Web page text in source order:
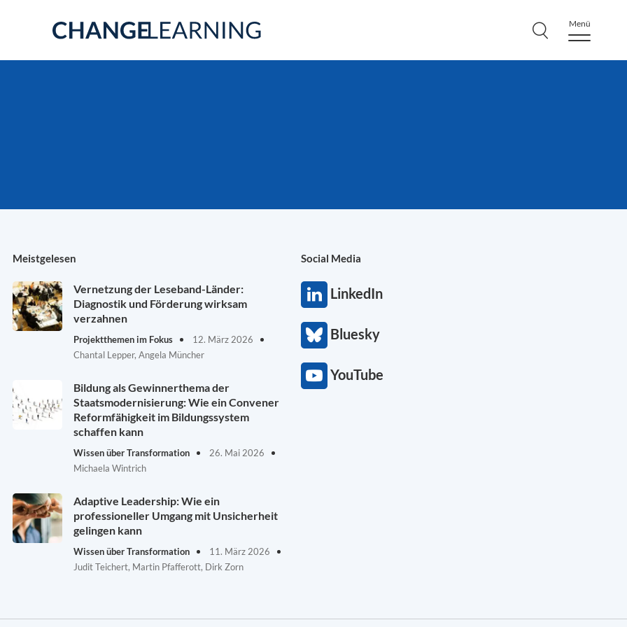
Menü
Meistgelesen
Vernetzung der Leseband-Länder:
Diagnostik und Förderung wirksam
verzahnen
Projektthemen im Fokus
12. März 2026
Chantal Lepper, Angela Müncher
Bildung als Gewinnerthema der
Staatsmodernisierung: Wie ein Convener
Reformfähigkeit im Bildungssystem
schaffen kann
Wissen über Transformation
26. Mai 2026
Michaela Wintrich
Adaptive Leadership: Wie ein
professioneller Umgang mit Unsicherheit
gelingen kann
Wissen über Transformation
11. März 2026
Judit Teichert, Martin Pfafferott, Dirk Zorn
Social Media
LinkedIn
Bluesky
YouTube